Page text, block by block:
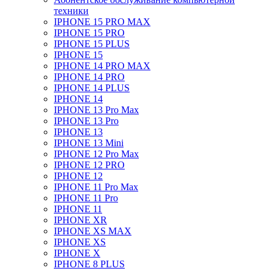
техники
IPHONE 15 PRO MAX
IPHONE 15 PRO
IPHONE 15 PLUS
IPHONE 15
IPHONE 14 PRO MAX
IPHONE 14 PRO
IPHONE 14 PLUS
IPHONE 14
IPHONE 13 Pro Max
IPHONE 13 Pro
IPHONE 13
IPHONE 13 Mini
IPHONE 12 Pro Max
IPHONE 12 PRO
IPHONE 12
IPHONE 11 Pro Max
IPHONE 11 Pro
IPHONE 11
IPHONE XR
IPHONE XS MAX
IPHONE XS
IPHONE X
IPHONE 8 PLUS